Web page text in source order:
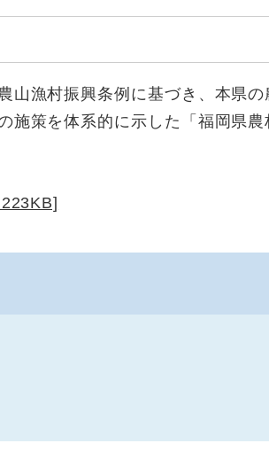
山漁村振興条例に基づき、本県の
施策を体系的に示した「福岡県農